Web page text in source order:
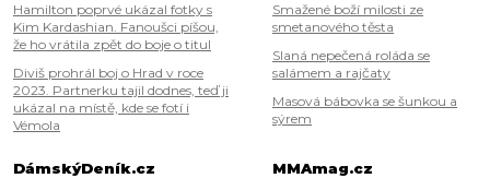
Hamilton poprvé ukázal fotky s
Kim Kardashian. Fanoušci píšou,
že ho vrátila zpět do boje o titul
Diviš prohrál boj o Hrad v roce
2023. Partnerku tajil dodnes, teď ji
ukázal na místě, kde se fotí i
Vémola
Smažené boží milosti ze
smetanového těsta
Slaná nepečená roláda se
salámem a rajčaty
Masová bábovka se šunkou a
sýrem
DámskýDeník.cz
MMAmag.cz